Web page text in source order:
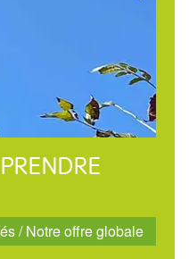
/Notre offre globale